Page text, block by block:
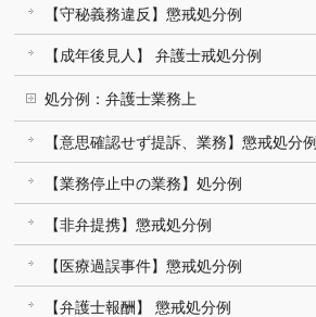
【守秘義務違反】懲戒処分例
【成年後見人】 弁護士戒処分例
処分例：弁護士業務上
【意思確認せず提訴、業務】懲戒処分例
【業務停止中の業務】処分例
【非弁提携】懲戒処分例
【医療過誤事件】懲戒処分例
【弁護士報酬】 懲戒処分例